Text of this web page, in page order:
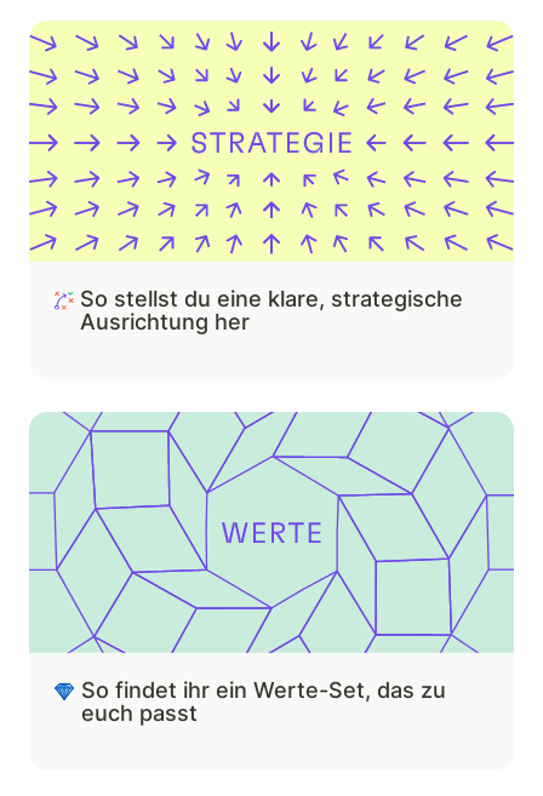
So stellst du eine klare, strategische Ausrichtung her
So stellst du eine klare, strategische
Ausrichtung her
So findet ihr ein Werte-Set, das zu euch passt
So findet ihr ein Werte-Set, das zu
euch passt